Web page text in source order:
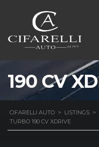
BMW X3
190 CV
CIFARELLI AUTO > LISTINGS >
TURBO 190 CV XDRIVE